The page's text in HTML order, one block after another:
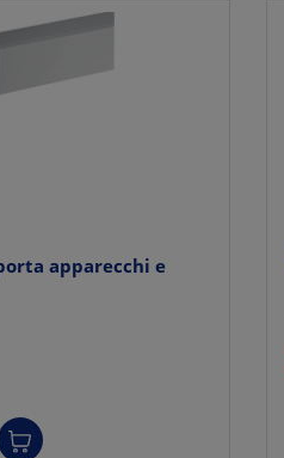
apparecchi e